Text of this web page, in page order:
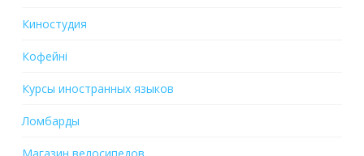
Киностудия
Кофейні
Курсы иностранных языков
Ломбарды